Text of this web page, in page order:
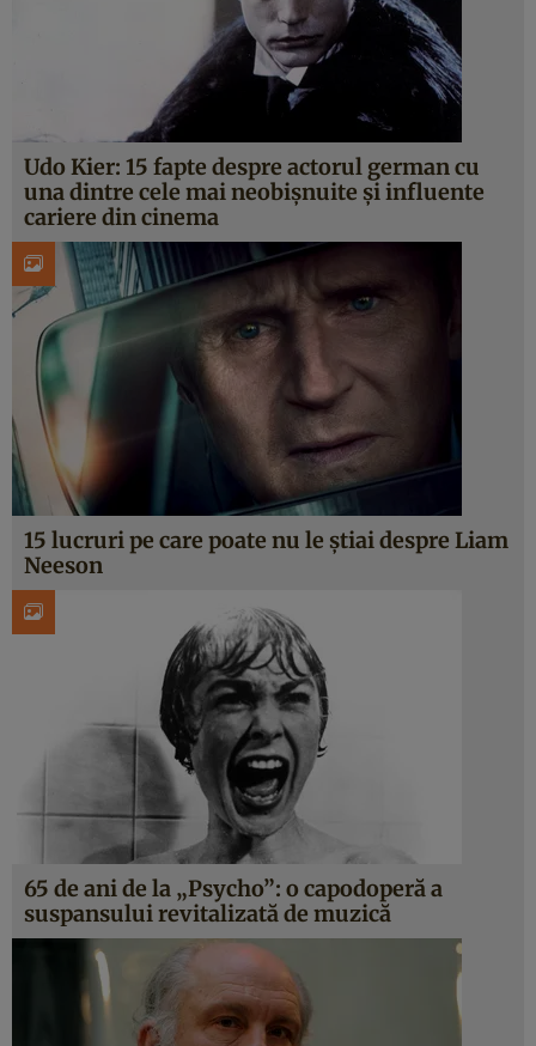
Udo Kier: 15 fapte despre actorul german cu
una dintre cele mai neobișnuite și influente
cariere din cinema
15 lucruri pe care poate nu le știai despre Liam
Neeson
65 de ani de la „Psycho”: o capodoperă a
suspansului revitalizată de muzică